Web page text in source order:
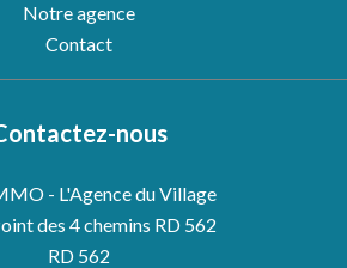
Notre agence
Contact
nous
- L'Agence du Village
des 4 chemins RD 562
RD 562